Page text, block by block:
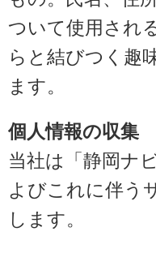
ついて使用され
らと結びつく趣
ます。
個人情報の収集
当社は「静岡ナ
よびこれに伴う
します。